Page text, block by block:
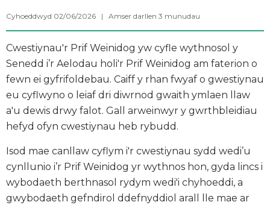
Cyhoeddwyd 02/06/2026 | Amser darllen 3 munudau
Cwestiynau'r Prif Weinidog yw cyfle wythnosol y
Senedd i’r Aelodau holi'r Prif Weinidog am faterion o
fewn ei gyfrifoldebau. Caiff y rhan fwyaf o gwestiynau
eu cyflwyno o leiaf dri diwrnod gwaith ymlaen llaw
a'u dewis drwy falot. Gall arweinwyr y gwrthbleidiau
hefyd ofyn cwestiynau heb rybudd.
Isod mae canllaw cyflym i'r cwestiynau sydd wedi’u
cynllunio i’r Prif Weinidog yr wythnos hon, gyda lincs i
wybodaeth berthnasol rydym wedi'i chyhoeddi, a
gwybodaeth gefndirol ddefnyddiol arall lle mae ar